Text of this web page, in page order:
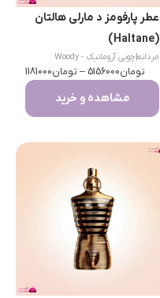
عطر پارفومز د مارلی هالتان
(Haltane)
مردانه
|
چوبی آروماتیک - Woody
Aromatic
تومان5156000
– تومان1181000
مشاهده و خرید